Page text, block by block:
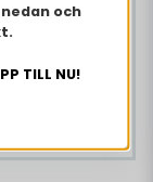
och
TILL NU!